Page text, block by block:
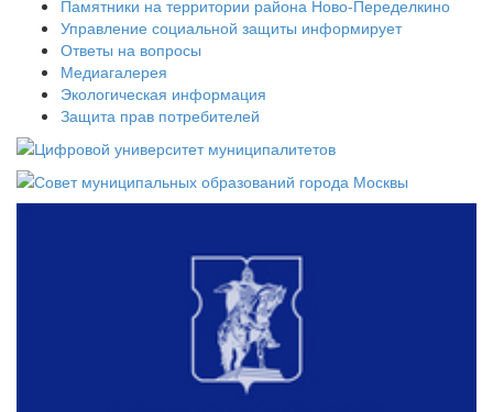
Памятники на территории района Ново-Переделкино
Управление социальной защиты информирует
Ответы на вопросы
Медиагалерея
Экологическая информация
Защита прав потребителей